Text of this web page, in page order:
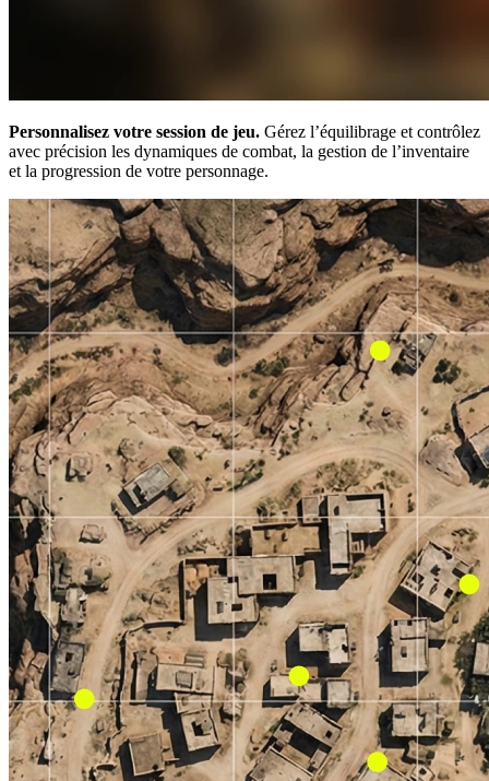
Personnalisez votre session de jeu. Gérez l’équilibrage et contrôlez
avec précision les dynamiques de combat, la gestion de l’inventaire
et la progression de votre personnage.